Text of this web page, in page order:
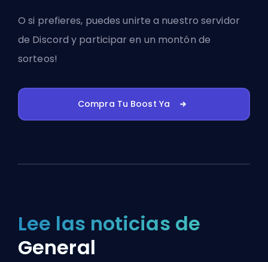
O si prefieres, puedesunirte a nuestro servidor
de Discord y participar en un montón de
sorteos!
Compra Tu Boost Ya
Lee las noticias de
General